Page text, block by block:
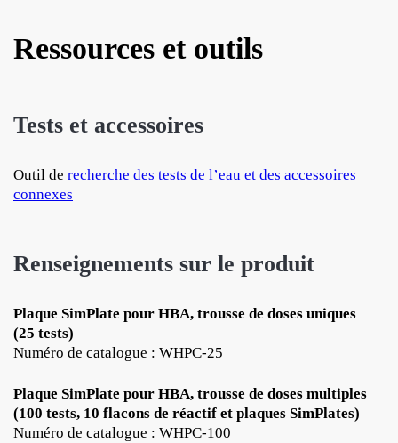
Ressources et outils
Tests et accessoires
Outil de recherche des tests de l’eau et des accessoires
connexes
Renseignements sur le produit
Plaque SimPlate pour HBA, trousse de doses uniques
(25 tests)
Numéro de catalogue : WHPC-25
Plaque SimPlate pour HBA, trousse de doses multiples
(100 tests, 10 flacons de réactif et plaques SimPlates)
Numéro de catalogue : WHPC-100